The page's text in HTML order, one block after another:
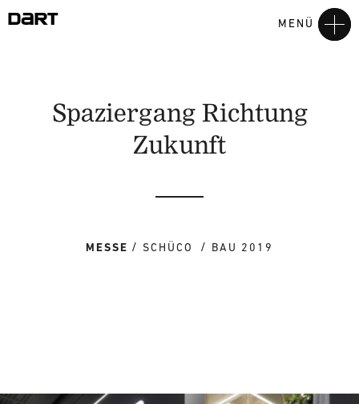
MENÜ
Spaziergang Richtung
Zukunft
MESSE SCHÜCO BAU 2019